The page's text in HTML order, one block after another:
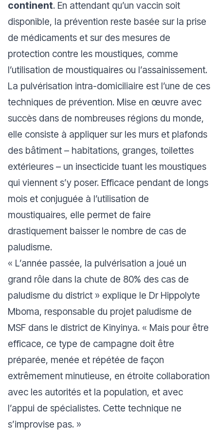
continent. En attendant qu’un vaccin soit
disponible, la prévention reste basée sur la prise
de médicaments et sur des mesures de
protection contre les moustiques, comme
l’utilisation de moustiquaires ou l’assainissement.
La pulvérisation intra-domiciliaire est l’une de ces
techniques de prévention. Mise en œuvre avec
succès dans de nombreuses régions du monde,
elle consiste à appliquer sur les murs et plafonds
des bâtiment – habitations, granges, toilettes
extérieures – un insecticide tuant les moustiques
qui viennent s’y poser. Efficace pendant de longs
mois et conjuguée à l’utilisation de
moustiquaires, elle permet de faire
drastiquement baisser le nombre de cas de
paludisme.
« L’année passée, la pulvérisation a joué un
grand rôle dans la chute de 80% des cas de
paludisme du district » explique le Dr Hippolyte
Mboma, responsable du projet paludisme de
MSF dans le district de Kinyinya. « Mais pour être
efficace, ce type de campagne doit être
préparée, menée et répétée de façon
extrêmement minutieuse, en étroite collaboration
avec les autorités et la population, et avec
l’appui de spécialistes. Cette technique ne
s’improvise pas. »